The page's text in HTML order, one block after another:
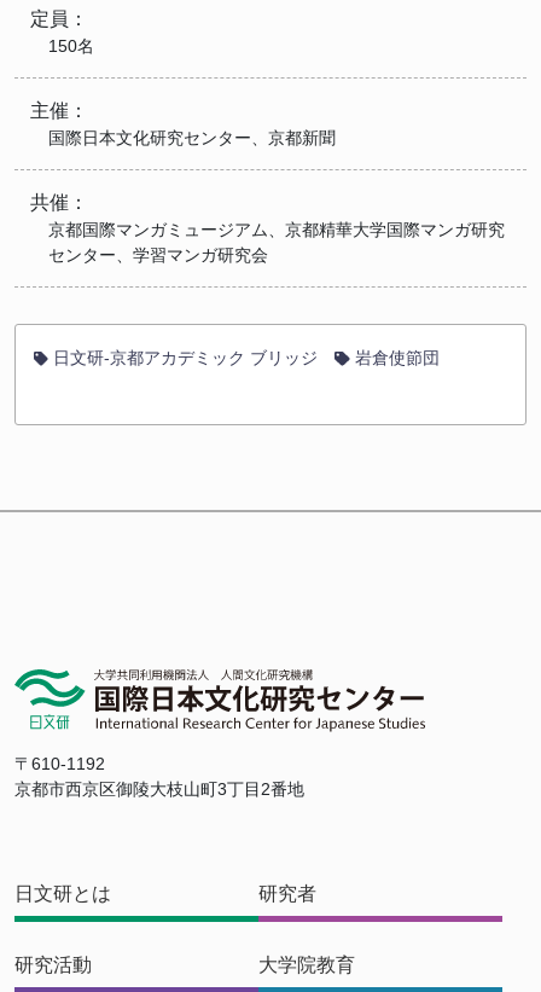
定員：
150名
主催：
国際日本文化研究センター、京都新聞
共催：
京都国際マンガミュージアム、京都精華大学国際マンガ研究
センター、学習マンガ研究会
日文研-京都アカデミック ブリッジ 岩倉使節団
〒610-1192
京都市西京区御陵大枝山町3丁目2番地
日文研とは 研究者
研究活動 大学院教育